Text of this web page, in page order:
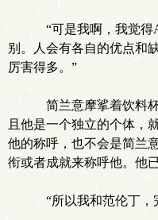
“可是我啊，我觉得
别。人会有各自的优点和
厉害得多。”
简兰意摩挲着饮料
且他是一个独立的个体，
他的称呼，也不会是简兰
衔或者成就来称呼他。他
“所以我和范伦丁，